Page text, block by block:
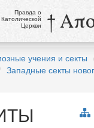
Правда о
Католической
Церкви †
учения и секты
Западные секты